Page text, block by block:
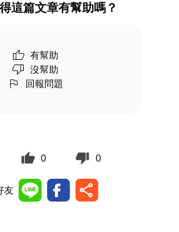
這篇文章有幫助嗎？
有幫助
沒幫助
回報問題
0 0
友